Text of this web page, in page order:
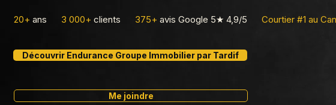
20+ ans 3 000+ clients 375+ avis Google 5★ 4,9/5 Courtier #1 au
Découvrir Endurance Groupe Immobilier par Tardif
Me joindre